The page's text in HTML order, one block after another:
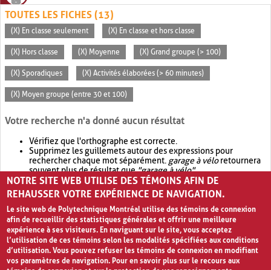
TOUTES LES FICHES (13)
(X) En classe seulement (X) En classe et hors classe
(X) Hors classe (X) Moyenne (X) Grand groupe (> 100)
(X) Sporadiques (X) Activités élaborées (> 60 minutes)
(X) Moyen groupe (entre 30 et 100)
Votre recherche n'a donné aucun résultat
Vérifiez que l'orthographe est correcte.
Supprimez les guillemets autour des expressions pour
rechercher chaque mot séparément. garage à véloretournera
souvent plus de résultat que"garage à vélo".
Envisagez d'élargir votre recherche avec OR.garage OR vélo
retournera souvent plus de résultat quegarage à vélo
NOTRE SITE WEB UTILISE DES TÉMOINS AFIN DE
REHAUSSER VOTRE EXPÉRIENCE DE NAVIGATION.
Le site web de Polytechnique Montréal utilise des témoins de connexion
afin de recueillir des statistiques générales et offrir une meilleure
expérience à ses visiteurs. En naviguant sur le site, vous acceptez
l’utilisation de ces témoins selon les modalités spécifiées aux conditions
d’utilisation. Vous pouvez refuser les témoins de connexion en modifiant
vos paramètres de navigation. Pour en savoir plus sur le recours aux